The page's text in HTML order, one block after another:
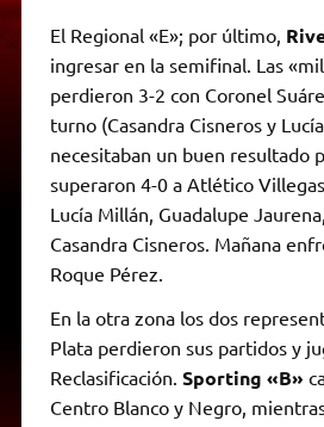
El Regional «E»; por último,
ingresar en la semifinal. Las
perdieron 3-2 con Coronel
turno (Casandra Cisneros y
necesitaban un buen resultado
superaron 4-0 a Atlético
Lucía Millán, Guadalupe
Casandra Cisneros. Mañana
Roque Pérez.
En la otra zona los dos
Plata perdieron sus partidos y
Reclasificación. Sporting «B»
Centro Blanco y Negro,